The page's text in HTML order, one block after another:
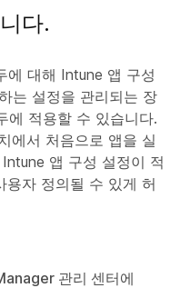
다.
에 대해 Intune 앱 구성
는 설정을 관리되는 장
에 적용할 수 있습니다.
에서 처음으로 앱을 실
앱 구성 설정이 적
용자 정의될 수 있게 허
관리 센터에